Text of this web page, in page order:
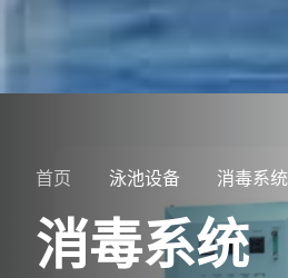
首页 泳池设备 消毒系统
消毒系统